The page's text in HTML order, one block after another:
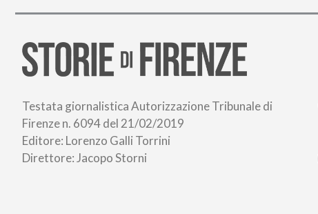
Testata giornalistica Autorizzazione Tribunale di
Firenze n. 6094 del 21/02/2019
Editore: Lorenzo Galli Torrini
Direttore: Jacopo Storni